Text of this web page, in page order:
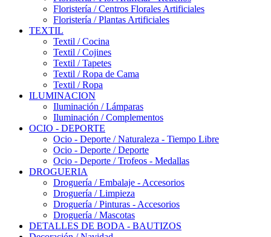
Floristería / Centros Florales Artificiales
Floristería / Plantas Artificiales
TEXTIL
Textil / Cocina
Textil / Cojines
Textil / Tapetes
Textil / Ropa de Cama
Textil / Ropa
ILUMINACION
Iluminación / Lámparas
Iluminación / Complementos
OCIO - DEPORTE
Ocio - Deporte / Naturaleza - Tiempo Libre
Ocio - Deporte / Deporte
Ocio - Deporte / Trofeos - Medallas
DROGUERIA
Droguería / Embalaje - Accesorios
Droguería / Limpieza
Droguería / Pinturas - Accesorios
Droguería / Mascotas
DETALLES DE BODA - BAUTIZOS